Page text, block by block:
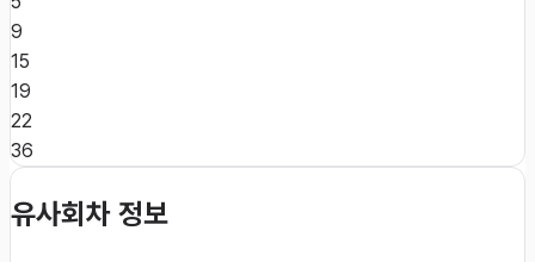
9
15
19
22
36
유사회차 정보